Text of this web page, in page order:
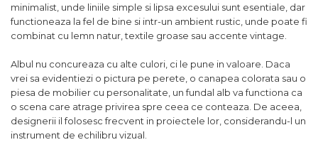
minimalist, unde liniile simple si lipsa excesului sunt esentiale, dar
functioneaza la fel de bine si intr-un ambient rustic, unde poate fi
combinat cu lemn natur, textile groase sau accente vintage.
Albul nu concureaza cu alte culori, ci le pune in valoare. Daca
vrei sa evidentiezi o pictura pe perete, o canapea colorata sau o
piesa de mobilier cu personalitate, un fundal alb va functiona ca
o scena care atrage privirea spre ceea ce conteaza. De aceea,
designerii il folosesc frecvent in proiectele lor, considerandu-l un
instrument de echilibru vizual.